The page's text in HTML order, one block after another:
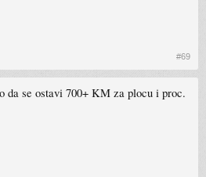
#69
da se ostavi 700+ KM za plocu i proc.